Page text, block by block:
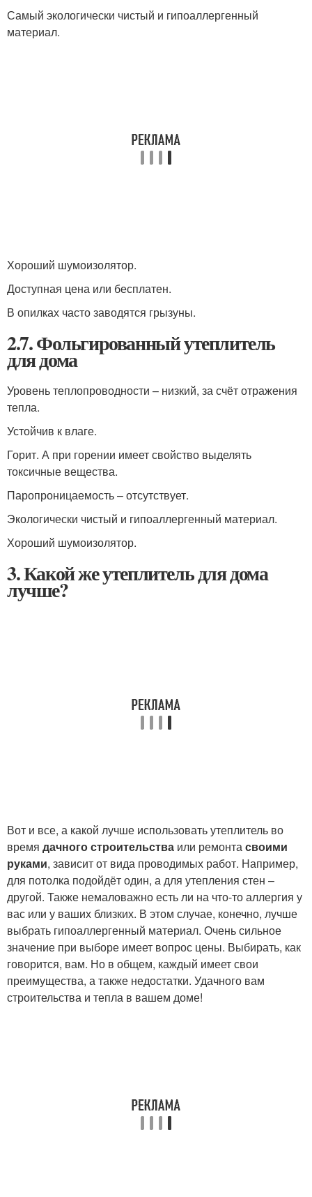
Самый экологически чистый и гипоаллергенный
материал.
Хороший шумоизолятор.
Доступная цена или бесплатен.
В опилках часто заводятся грызуны.
2.7. Фольгированный утеплитель
для дома
Уровень теплопроводности – низкий, за счёт отражения
тепла.
Устойчив к влаге.
Горит. А при горении имеет свойство выделять
токсичные вещества.
Паропроницаемость – отсутствует.
Экологически чистый и гипоаллергенный материал.
Хороший шумоизолятор.
3. Какой же утеплитель для дома
лучше?
Вот и все, а какой лучше использовать утеплитель во
время дачного строительства или ремонтасвоими
руками, зависит от вида проводимых работ. Например,
для потолка подойдёт один, а для утепления стен –
другой. Также немаловажно есть ли на что-то аллергия у
вас или у ваших близких. В этом случае, конечно, лучше
выбрать гипоаллергенный материал. Очень сильное
значение при выборе имеет вопрос цены. Выбирать, как
говорится, вам. Но в общем, каждый имеет свои
преимущества, а также недостатки. Удачного вам
строительства и тепла в вашем доме!